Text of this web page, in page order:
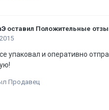
оставил Положительные
упаковал и оперативно
Продавец